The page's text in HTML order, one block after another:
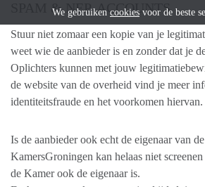
SPAM & NEP-ACCOUNTS
Stuur niet zomaar een kopie van je
weet wie de aanbieder is en zonder dat je
Oplichters kunnen met jouw
de website van de overheid vind je meer
identiteitsfraude en het voorkomen hiervan.
Is de aanbieder ook echt de eigenaar van
KamersGroningen kan helaas niet
de Kamer ook de eigenaar is.
We gebruiken cookies voor de beste